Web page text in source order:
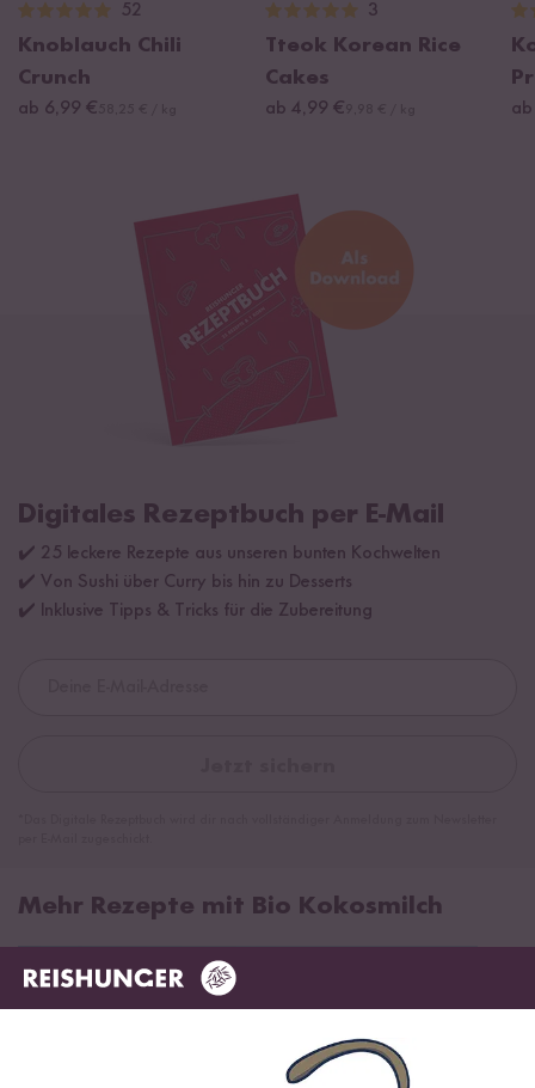
52
Knoblauch Chili
Crunch
ab 6,99 €
3
Tteok Korean Rice
Cakes
ab 4,99 €
Digitales Rezeptbuch per E-Mail
✔️ 25 leckere Rezepte aus unseren bunten Kochwelten
✔️ Von Sushi über Curry bis hin zu Desserts
✔️ Inklusive Tipps & Tricks für die Zubereitung
Mehr Rezepte mit Bio Kokosmilch
TOP #12 LIEBLING